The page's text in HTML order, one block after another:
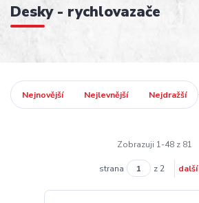
Desky - rychlovazače
Nejnovější Nejlevnější Nejdražší
Zobrazuji 1-48 z 81
strana z 2 další